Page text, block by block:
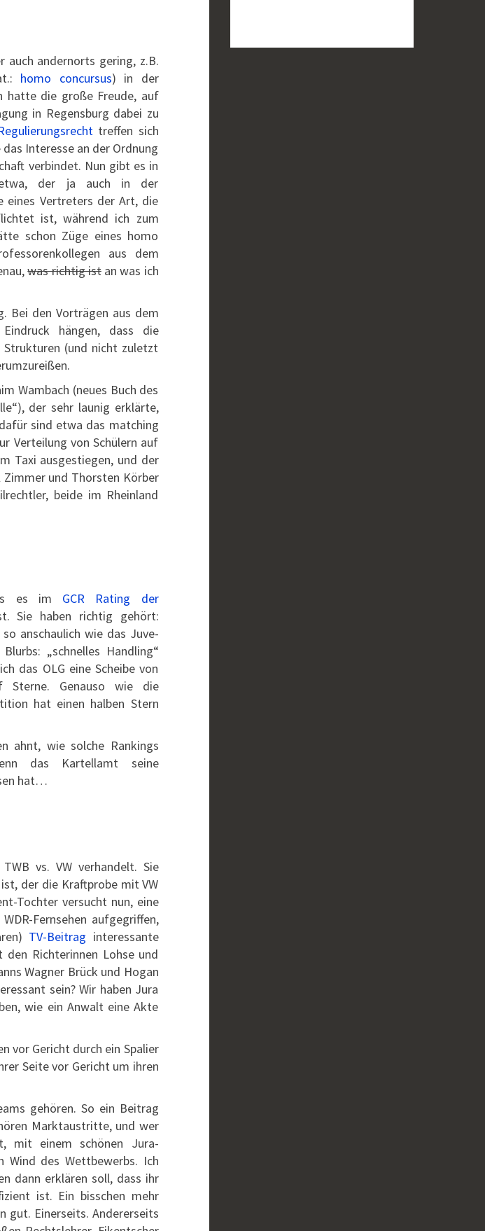
auch andernorts gering, z.B.
homo concursus) in der
hatte die große Freude, auf
in Regensburg dabei zu
treffen sich
Interesse an der Ordnung
verbindet. Nun gibt es in
etwa, der ja auch in der
eines Vertreters der Art, die
ist, während ich zum
schon Züge eines homo
aus dem
was richtig istan was ich
Bei den Vorträgen aus dem
hängen, dass die
(und nicht zuletzt
Wambach (neues Buch des
der sehr launig erklärte,
sind etwa das matching
Verteilung von Schülern auf
Taxi ausgestiegen, und der
und Thorsten Körber
beide im Rheinland
es im GCR Rating der
Sie haben richtig gehört:
anschaulich wie das Juve-
„schnelles Handling“
das OLG eine Scheibe von
Sterne. Genauso wie die
hat einen halben Stern
ahnt, wie solche Rankings
das Kartellamt seine
hat…
vs. VW verhandelt. Sie
der die Kraftprobe mit VW
Tochter versucht nun, eine
Fernsehen aufgegriffen,
TV-Beitrag interessante
Richterinnen Lohse und
Wagner Brück und Hogan
sein? Wir haben Jura
wie ein Anwalt eine Akte
vor Gericht durch ein Spalier
Seite vor Gericht um ihren
gehören. So ein Beitrag
Marktaustritte, und wer
mit einem schönen Jura-
Wind des Wettbewerbs. Ich
dann erklären soll, dass ihr
ist. Ein bisschen mehr
gut. Einerseits. Andererseits